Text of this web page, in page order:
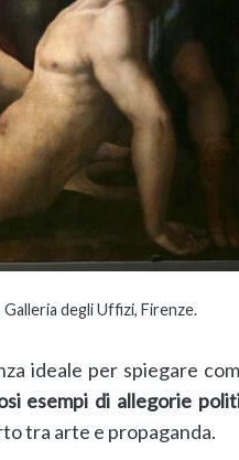
degli Uffizi, Firenze.
ideale per spiegare
esempi di allegorie
tra arte e propaganda.